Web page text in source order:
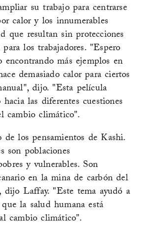
su trabajo para centrarse
calor y los innumerables
que resultan sin protecciones
los trabajadores. "Espero
más ejemplos en
demasiado calor para ciertos
dijo. "Esta película
las diferentes cuestiones
cambio climático".
los pensamientos de Kashi.
son poblaciones
y vulnerables. Son
en la mina de carbón del
dijo Laffay. "Este tema ayudó a
la salud humana está
cambio climático".